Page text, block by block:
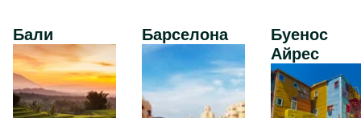
Бали Барселона
Буенос
Айрес